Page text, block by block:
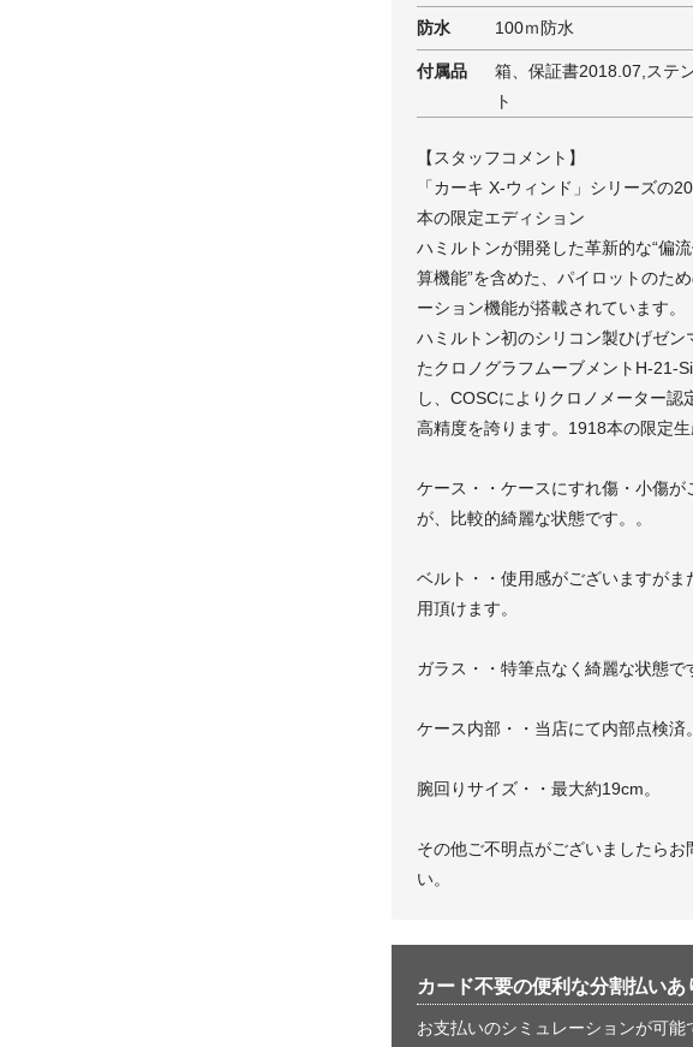
防水 100ｍ防水
付属品
箱、保証書2018.07,ステ
ト
【スタッフコメント】
「カーキ X-ウィンド」シリーズの
本の限定エディション
ハミルトンが開発した革新的な“偏
算機能”を含めた、パイロットのた
ーション機能が搭載されています。
ハミルトン初のシリコン製ひげゼン
たクロノグラフムーブメントH-21-
し、COSCによりクロノメーター認
高精度を誇ります。1918本の限定生
ケース・・ケースにすれ傷・小傷が
が、比較的綺麗な状態です。。
ベルト・・使用感がございますがま
用頂けます。
ガラス・・特筆点なく綺麗な状態で
ケース内部・・当店にて内部点検済。
腕回りサイズ・・最大約19cm。
その他ご不明点がございましたらお
い。
カード不要の便利な分割払いあ
お支払いのシミュレーションが可能